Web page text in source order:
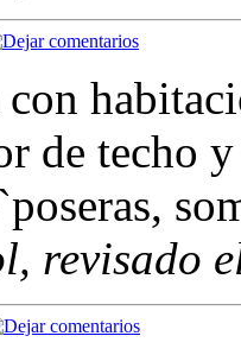
de techo
revisado